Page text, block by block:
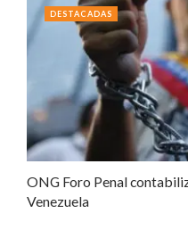
ONG Foro Penal
Venezuela
DESTACADAS